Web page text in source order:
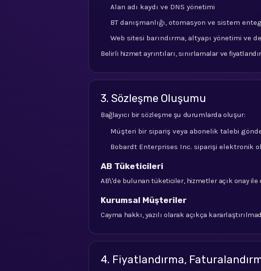
Alan adı kaydı ve DNS yönetimi
BT danışmanlığı, otomasyon ve sistem
Web sitesi barındırma, altyapı yönetimi ve
Belirli hizmet ayrıntıları, sınırlamalar ve
3. Sözleşme Oluşumu
Bağlayıcı bir sözleşme şu durumlarda oluşur:
Müşteri bir sipariş veya abonelik talebi
Bobardt Enterprises Inc. siparişi elektronik
AB Tüketicileri
AB\'de bulunan tüketiciler, hizmetler açık onay
Kurumsal Müşteriler
Cayma hakkı, yazılı olarak açıkça
4. Fiyatlandırma,